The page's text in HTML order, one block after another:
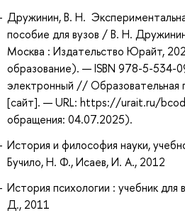
Дружинин, В. Н.
пособие для вузов / В. Н.
Москва : Издательство Юрайт,
образование). — ISBN 978-5-534-
электронный //
[сайт]. — URL: https://urait.ru/
обращения: 04.07.2025).
История и философия науки,
Бучило, Н. Ф., Исаев, И. А., 2012
История психологии : учебник для
Д., 2011